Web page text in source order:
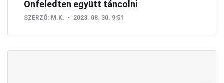
Önfeledten együtt táncolni
SZERZŐ: M.K. 2023. 08. 30. 9:51